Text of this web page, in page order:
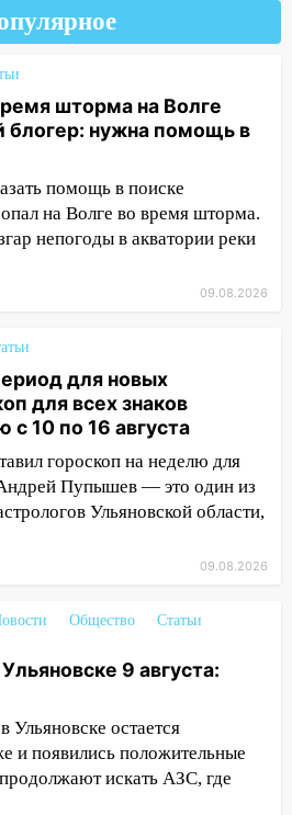
восстановили
шторма
Цильнинском районе
мужчина
Евро-5: что
бензина и можно ли
будет в Ульяновской
всё может
на 9 августа —
шанс, который нельзя
упавшее дерево
машине двух женщин
области
мостов: один уже
завершены
последствия
шторма на Волге
блогер: нужна помощь в
помощь в поиске
на Волге во время шторма.
непогоды в акватории реки
09.08.2026
для новых
для всех знаков
с 10 по 16 августа
гороскоп на неделю для
Андрей Пупышев — это один из
Ульяновской области,
09.08.2026
Общество
Статьи
9 августа:
Ульяновске остается
и появились положительные
искать АЗС, где